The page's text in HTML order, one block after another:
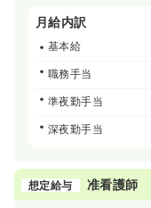
月給内訳
基本給
職務手当
準夜勤手当
深夜勤手当
想定給与 准看護師